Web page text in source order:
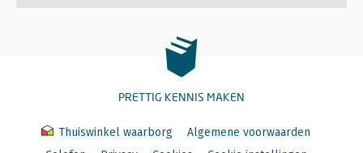
PRETTIG KENNIS MAKEN
Thuiswinkel waarborg
Algemene voorwaarden